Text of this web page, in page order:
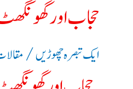
حجاب اور
ایک تبصرہ چھوڑیں/